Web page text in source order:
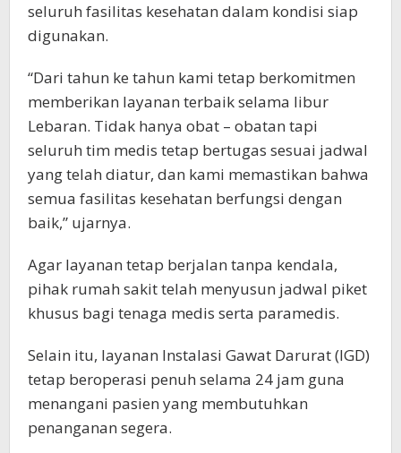
seluruh fasilitas kesehatan dalam kondisi siap
digunakan.
“Dari tahun ke tahun kami tetap berkomitmen
memberikan layanan terbaik selama libur
Lebaran. Tidak hanya obat – obatan tapi
seluruh tim medis tetap bertugas sesuai jadwal
yang telah diatur, dan kami memastikan bahwa
semua fasilitas kesehatan berfungsi dengan
baik,” ujarnya.
Agar layanan tetap berjalan tanpa kendala,
pihak rumah sakit telah menyusun jadwal piket
khusus bagi tenaga medis serta paramedis.
Selain itu, layanan Instalasi Gawat Darurat (IGD)
tetap beroperasi penuh selama 24 jam guna
menangani pasien yang membutuhkan
penanganan segera.